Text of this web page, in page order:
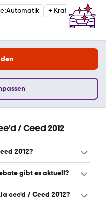
:Automatik + Kraftstoffart
/ Ceed 2012
2012?
/ Ceed 2012 liegt
gibt es aktuell?
Ceed bei mobile.de,
cee'd / Ceed 2012?